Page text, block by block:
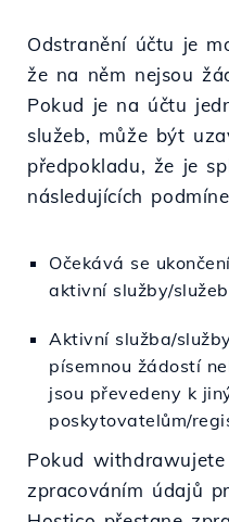
Odstranění účtu je
že na něm nejsou
Pokud je na účtu
služeb, může být
předpokladu, že je
následujících
Očekává se
aktivní služby/
Aktivní služba/
písemnou žádostí
jsou převedeny k
poskytovatelům/
Pokud
zpracováním údajů